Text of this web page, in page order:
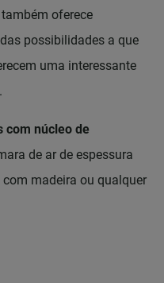
oferece
possibilidades a que
uma interessante
com núcleo de
de ar de espessura
madeira ou qualquer